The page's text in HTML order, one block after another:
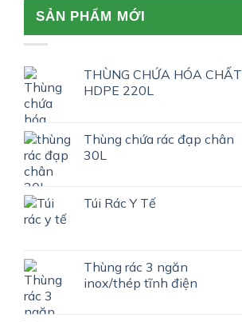
SẢN PHẨM MỚI
THÙNG CHỨA HÓA CHẤT
HDPE 220L
Thùng chứa rác đạp chân
30L
Túi Rác Y Tế
Thùng rác 3 ngăn
inox/thép tĩnh điện